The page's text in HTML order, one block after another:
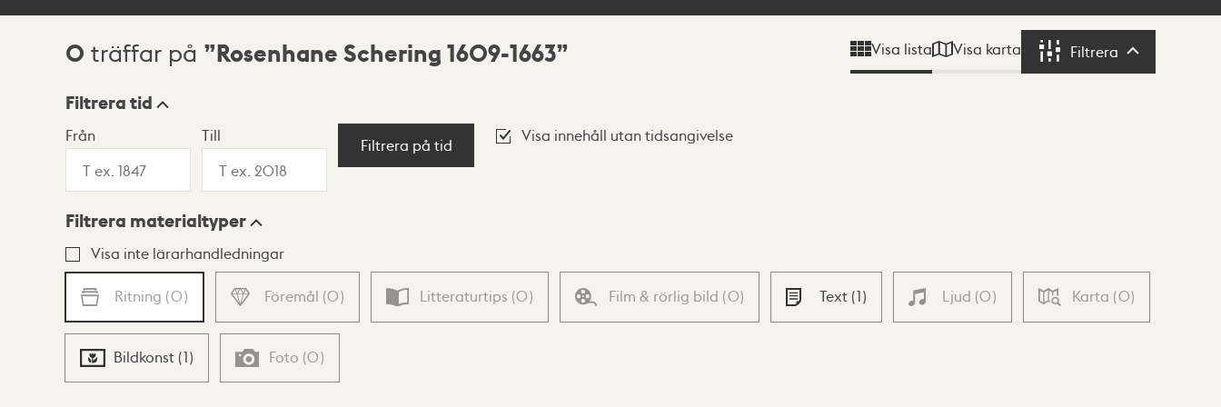
Sökresultat
0 träffar på Rosenhane Schering 1609-1663 Visa lista Visa karta Filtrera Filtrera
Visningsläge
Lista Karta
Filtrera tid
Från Till
Filtrera på tid
Visa innehåll utan tidsangivelse
Filtrera materialtyper
Visa inte lärarhandledningar
Ritning (0) Föremål (0) Litteraturtips (0) Film & rörlig bild (0) Text (1) Ljud (0) Karta (0)
Bildkonst (1) Foto (0)